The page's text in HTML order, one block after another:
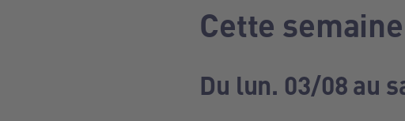
Cette
Du lun. 03/08 au